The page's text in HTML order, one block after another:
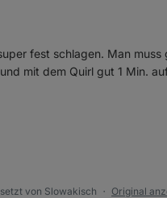
fest schlagen. Man
mit dem Quirl gut 1 Min.
von Slowakisch ●
Original